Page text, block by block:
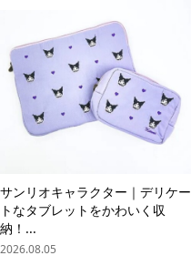
サンリオキャラクター｜デリケー
トなタブレットをかわいく収
納！...
2026.08.05